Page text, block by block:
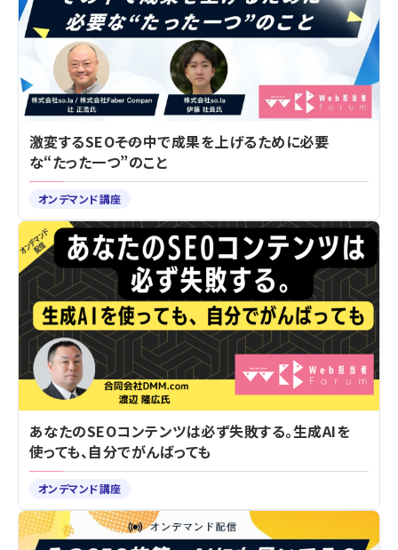
激変するSEO――その中で成果を上げるために必要
な“たった一つ”のこと
オンデマンド講座
あなたのSEOコンテンツは必ず失敗する。生成AIを
使っても、自分でがんばっても
オンデマンド講座